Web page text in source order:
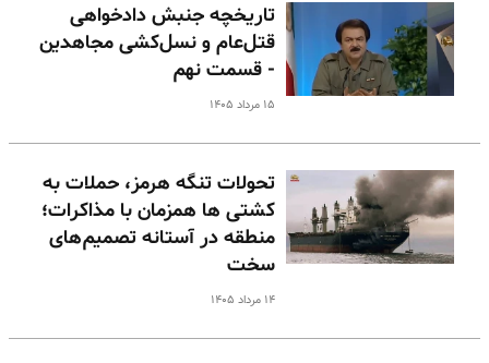
تاریخچه جنبش دادخواهی
قتل‌عام و نسل‌کشی مجاهدین
- قسمت نهم
۱۵ مرداد ۱۴۰۵
تحولات تنگه هرمز، حملات به
کشتی ها همزمان با مذاکرات؛
منطقه در آستانه تصمیم‌های
سخت
۱۴ مرداد ۱۴۰۵